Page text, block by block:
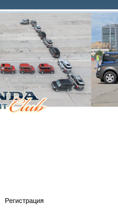
Регистрация